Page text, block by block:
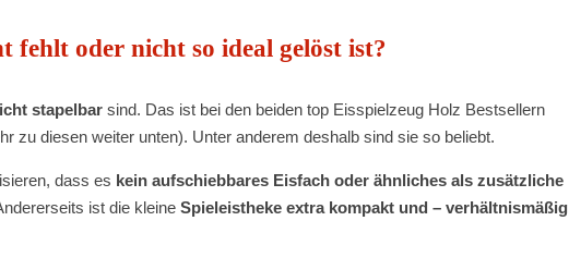
fehlt oder nicht so ideal gelöst ist?
stapelbar sind. Das ist bei den beiden top Eisspielzeug Holz Bestsellern
zu diesen weiter unten). Unter anderem deshalb sind sie so beliebt.
dass es kein aufschiebbares Eisfach oder ähnliches als zusätzliche
ist die kleine Spieleistheke extra kompakt und – verhältnismäßig